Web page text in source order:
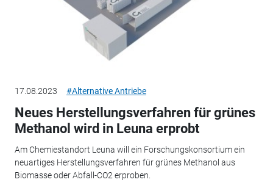
17.08.2023 #Alternative Antriebe
Neues Herstellungsverfahren für grünes
Methanol wird in Leuna erprobt
Am Chemiestandort Leuna will ein Forschungskonsortium ein
neuartiges Herstellungsverfahren für grünes Methanol aus
Biomasse oder Abfall-CO2 erproben.